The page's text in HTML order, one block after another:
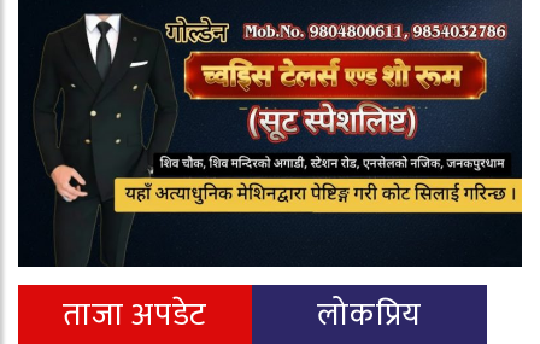
ताजा अपडेट लोकप्रिय